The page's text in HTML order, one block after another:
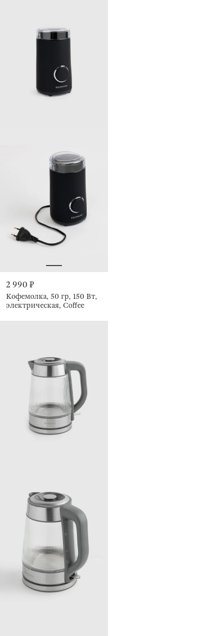
2 990 ₽
Кофемолка, 50 гр, 150 Вт,
электрическая, Coffee